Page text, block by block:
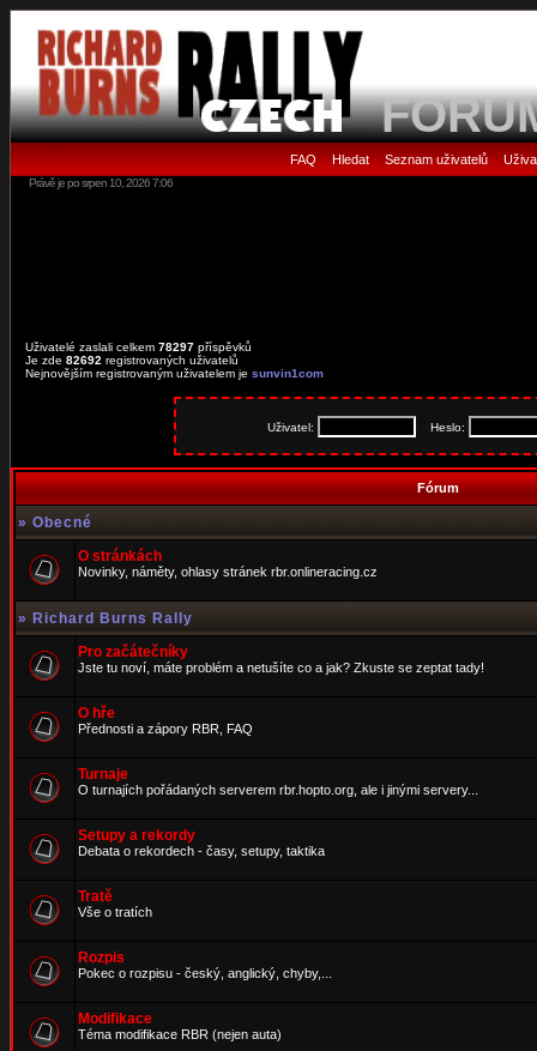
FAQ • Hledat• Seznam uživatelů•
Právě je po srpen 10, 2026 7:06
Uživatelé zaslali celkem 78297 příspěvků
Je zde 82692 registrovaných uživatelů
Nejnovějším registrovaným uživatelem je sunvin1com
Uživatel: Heslo:
Fórum
» Obecné
O stránkách
Novinky, náměty, ohlasy stránek rbr.onlineracing.cz
» Richard Burns Rally
Pro začátečníky
Jste tu noví, máte problém a netušíte co a jak? Zkuste se zeptat tady!
O hře
Přednosti a zápory RBR, FAQ
Turnaje
O turnajích pořádaných serverem rbr.hopto.org, ale i jinými servery...
Setupy a rekordy
Debata o rekordech - časy, setupy, taktika
Tratě
Vše o tratích
Rozpis
Pokec o rozpisu - český, anglický, chyby,...
Modifikace
Téma modifikace RBR (nejen auta)